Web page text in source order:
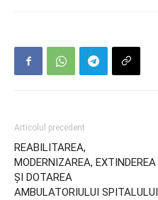
Articolul precedent
REABILITAREA,
MODERNIZAREA, EXTINDEREA
ȘI DOTAREA
AMBULATORIULUI SPITALULUI